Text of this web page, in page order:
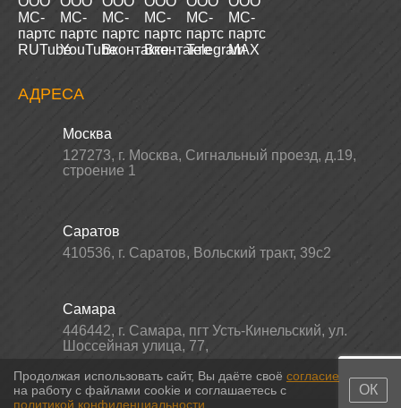
АДРЕСА
Москва
127273, г. Москва, Сигнальный проезд, д.19,
строение 1
Саратов
410536, г. Саратов, Вольский тракт, 39с2
Самара
446442, г. Самара, пгт Усть-Кинельский, ул.
Шоссейная улица, 77,
Продолжая использовать сайт, Вы даёте своё согласие
на работу с файлами cookie и соглашаетесь с
политикой конфиденциальности
ОК